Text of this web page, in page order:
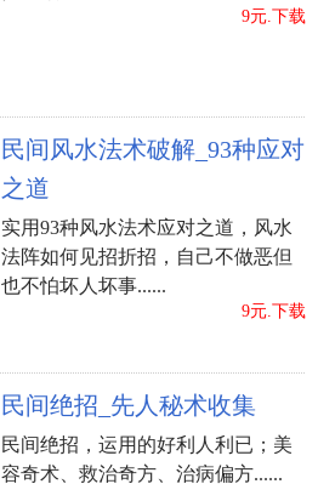
9元.下载
民间风水法术破解_93种应对
之道
实用93种风水法术应对之道，风水
法阵如何见招折招，自己不做恶但
也不怕坏人坏事......
9元.下载
民间绝招_先人秘术收集
民间绝招，运用的好利人利已；美
容奇术、救治奇方、治病偏方......